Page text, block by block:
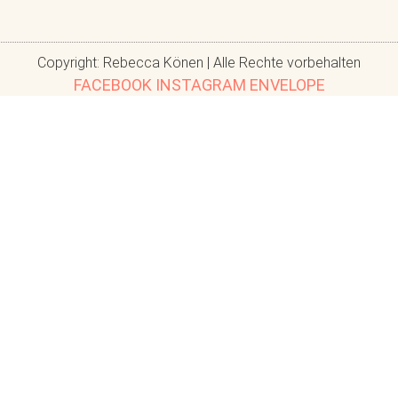
Copyright: Rebecca Könen | Alle Rechte vorbehalten
FACEBOOK INSTAGRAM ENVELOPE